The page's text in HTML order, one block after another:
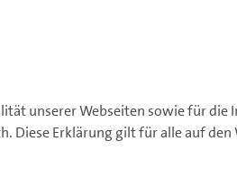
unserer Webseiten sowie für die
Diese Erklärung gilt für alle auf den